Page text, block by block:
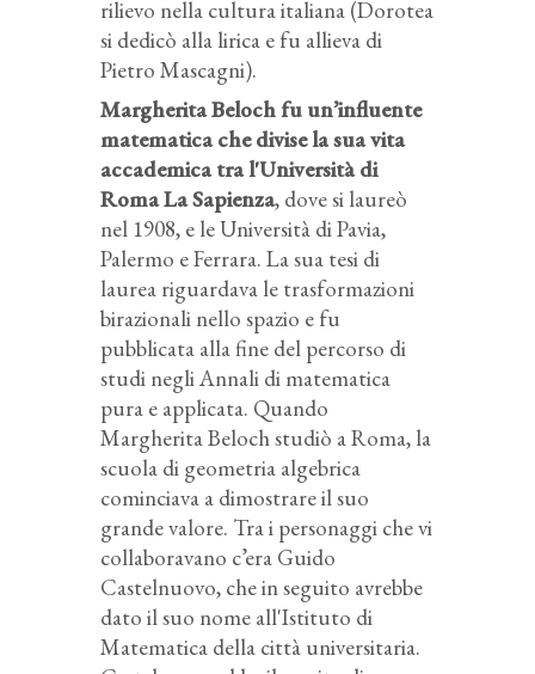
rilievo nella cultura italiana (Dorotea
si dedicò alla lirica e fu allieva di
Pietro Mascagni).
Margherita Beloch fu un’influente
matematica che divise la sua vita
accademica tra l'Università di
Roma La Sapienza, dove si laureò
nel 1908, e le Università di Pavia,
Palermo e Ferrara. La sua tesi di
laurea riguardava le trasformazioni
birazionali nello spazio e fu
pubblicata alla fine del percorso di
studi negli Annali di matematica
pura e applicata. Quando
Margherita Beloch studiò a Roma, la
scuola di geometria algebrica
cominciava a dimostrare il suo
grande valore. Tra i personaggi che vi
collaboravano c’era Guido
Castelnuovo, che in seguito avrebbe
dato il suo nome all'Istituto di
Matematica della città universitaria.